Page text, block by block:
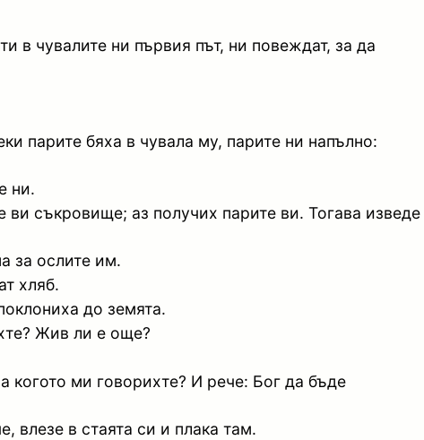
в чувалите ни първия път, ни повеждат, за да
парите бяха в чувала му, парите ни напълно:
ни.
съкровище; аз получих парите ви. Тогава изведе
за ослите им.
хляб.
до земята.
Жив ли е още?
когото ми говорихте? И рече: Бог да бъде
влезе в стаята си и плака там.